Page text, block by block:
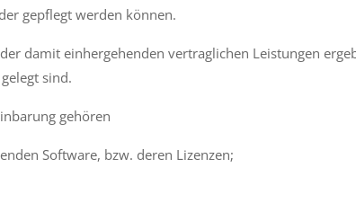
gepflegt werden können.
damit einhergehenden vertraglichen Leistungen
sind.
gehören
Software, bzw. deren Lizenzen;